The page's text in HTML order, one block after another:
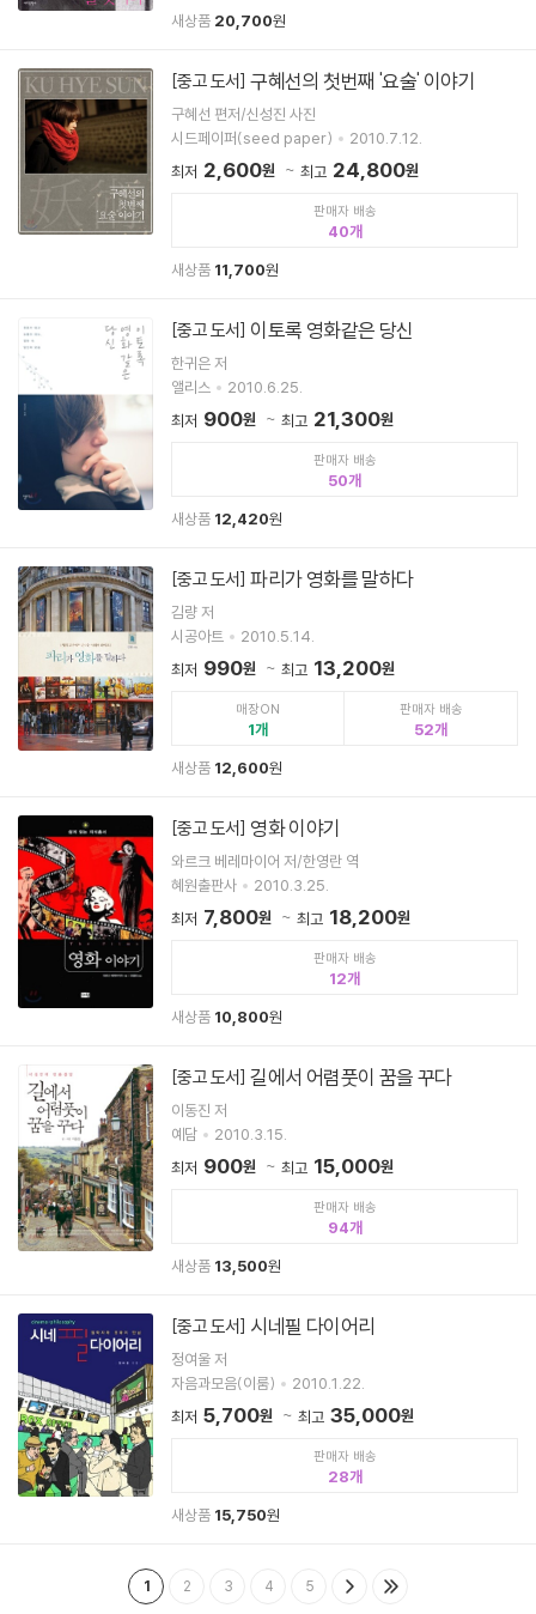
새상품 20,700원
[중고 도서] 구혜선의 첫번째 '요술' 이야기
구혜선 편저/신성진 사진
시드페이퍼(seed paper)
2010.7.12.
최저 2,600원 최고 24,800원
판매자 배송
40
새상품 11,700원
[중고 도서] 이토록 영화같은 당신
한귀은 저
앨리스
2010.6.25.
최저 900원 최고 21,300원
판매자 배송
50
새상품 12,420원
[중고 도서] 파리가 영화를 말하다
김량 저
시공아트
2010.5.14.
최저 990원 최고 13,200원
매장ON
1
판매자 배송
52
새상품 12,600원
[중고 도서] 영화 이야기
와르크 베레마이어 저/한영란 역
혜원출판사
2010.3.25.
최저 7,800원 최고 18,200원
판매자 배송
12
새상품 10,800원
[중고 도서] 길에서 어렴풋이 꿈을 꾸다
이동진 저
예담
2010.3.15.
최저 900원 최고 15,000원
판매자 배송
94
새상품 13,500원
[중고 도서] 시네필 다이어리
정여울 저
자음과모음(이룸)
2010.1.22.
최저 5,700원 최고 35,000원
판매자 배송
28
새상품 15,750원
1 2 3 4 5